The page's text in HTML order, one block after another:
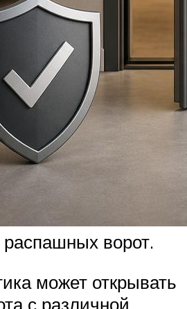
распашных ворот.
может открывать
с различной